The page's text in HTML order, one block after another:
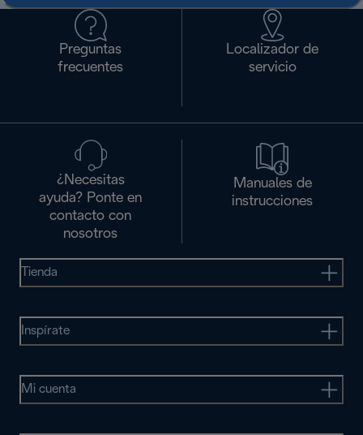
Preguntas
frecuentes
Localizador de
servicio
¿Necesitas
ayuda? Ponte en
contacto con
nosotros
Manuales de
instrucciones
Tienda
Inspírate
Mi cuenta